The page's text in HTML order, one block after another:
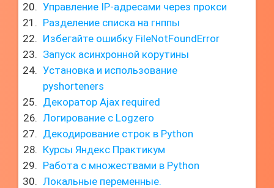
Управление IP-адресами через прокси
Разделение списка на гнппы
Избегайте ошибку FileNotFoundError
Запуск асинхронной корутины
Установка и использование
pyshorteners
Декоратор Ajax required
Логирование с Logzero
Декодирование строк в Python
Курсы Яндекс Практикум
Работа с множествами в Python
Локальные переменные.